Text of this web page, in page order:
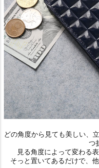
どの角度から見ても美しい、
つ
見る角度によって変わる
そっと置いてあるだけで、